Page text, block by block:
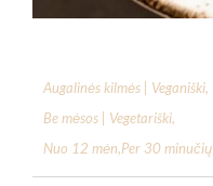
Augalinės kilmės | Veganiški,
Be mėsos | Vegetariški,
Nuo 12 mėn,Per 30 minučių